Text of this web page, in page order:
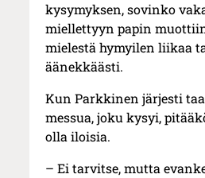
kysymyksen, sovinko
miellettyyn papin
mielestä hymyilen liikaa
äänekkäästi.
Kun Parkkinen järjesti
messua, joku kysyi,
olla iloisia.
– Ei tarvitse, mutta